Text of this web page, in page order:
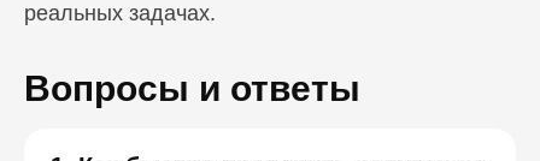
реальных задачах.
Вопросы и ответы